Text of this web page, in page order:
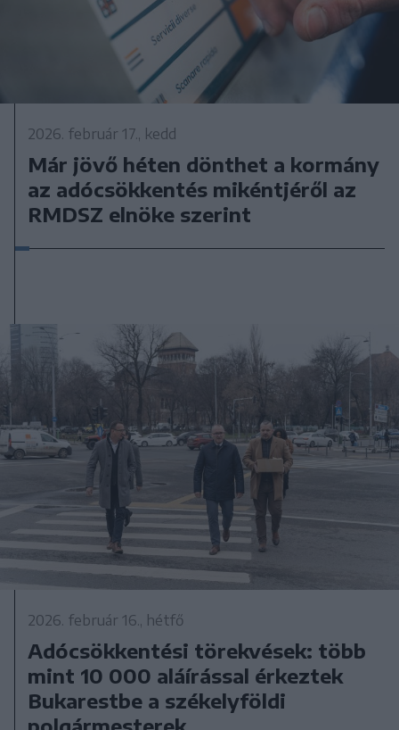
2026. február 17., kedd
Már jövő héten dönthet a kormány
az adócsökkentés mikéntjéről az
RMDSZ elnöke szerint
2026. február 16., hétfő
Adócsökkentési törekvések: több
mint 10 000 aláírással érkeztek
Bukarestbe a székelyföldi